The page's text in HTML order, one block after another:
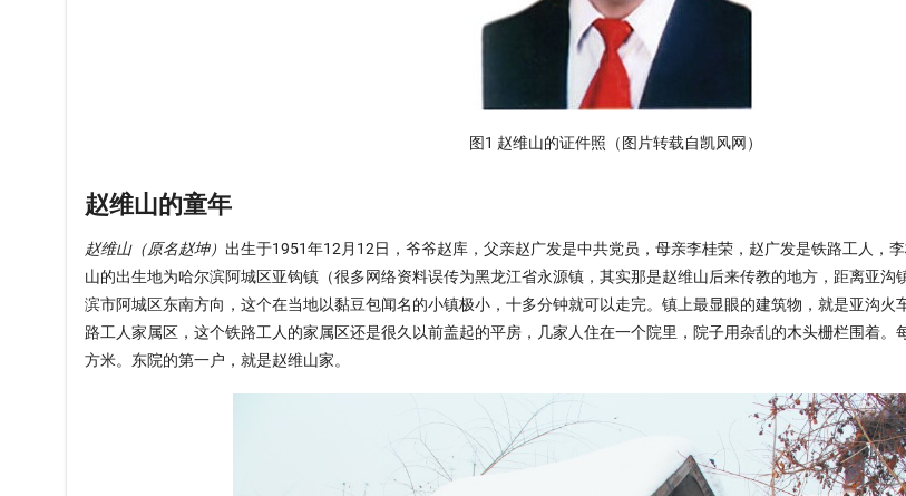
图1 赵维山的证件照（图片转载自凯风网）
赵维山的童年
赵维山（原名赵坤） 出生于1951年12月12日，爷爷赵库，父亲赵广发是中共党员，母亲李桂荣，赵广发是铁路工人，
山的出生地为哈尔滨阿城区亚钩镇（很多网络资料误传为黑龙江省永源镇，其实那是赵维山后来传教的地方，距离亚沟
滨市阿城区东南方向，这个在当地以黏豆包闻名的小镇极小，十多分钟就可以走完。镇上最显眼的建筑物，就是亚沟火
路工人家属区，这个铁路工人的家属区还是很久以前盖起的平房，几家人住在一个院里，院子用杂乱的木头栅栏围着。
方米。东院的第一户，就是赵维山家。